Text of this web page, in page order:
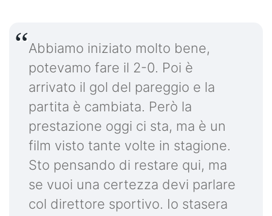
Abbiamo iniziato molto bene,
potevamo fare il 2-0. Poi è
arrivato il gol del pareggio e la
partita è cambiata. Però la
prestazione oggi ci sta, ma è un
film visto tante volte in stagione.
Sto pensando di restare qui, ma
se vuoi una certezza devi parlare
col direttore sportivo. Io stasera